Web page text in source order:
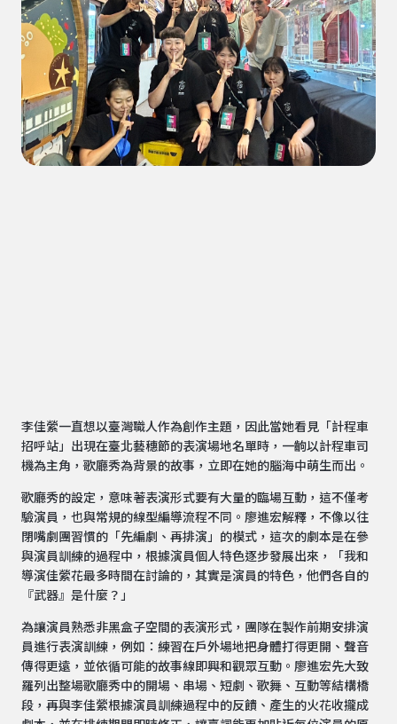
李佳縈一直想以臺灣職人作為創作主題，因此當她看見「計程車
招呼站」出現在臺北藝穗節的表演場地名單時，一齣以計程車司
機為主角，歌廳秀為背景的故事，立即在她的腦海中萌生而出。
歌廳秀的設定，意味著表演形式要有大量的臨場互動，這不僅考
驗演員，也與常規的線型編導流程不同。廖進宏解釋，不像以往
閉嘴劇團習慣的「先編劇、再排演」的模式，這次的劇本是在參
與演員訓練的過程中，根據演員個人特色逐步發展出來，「我和
導演佳縈花最多時間在討論的，其實是演員的特色，他們各自的
『武器』是什麼？」
為讓演員熟悉非黑盒子空間的表演形式，團隊在製作前期安排演
員進行表演訓練，例如：練習在戶外場地把身體打得更開、聲音
傳得更遠，並依循可能的故事線即興和觀眾互動。廖進宏先大致
羅列出整場歌廳秀中的開場、串場、短劇、歌舞、互動等結構橋
段，再與李佳縈根據演員訓練過程中的反饋、產生的火花收攏成